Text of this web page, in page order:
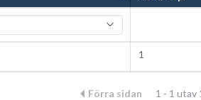
1
Förra sidan 1 - 1 utav